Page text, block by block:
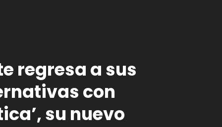
regresa a sus
con
su nuevo